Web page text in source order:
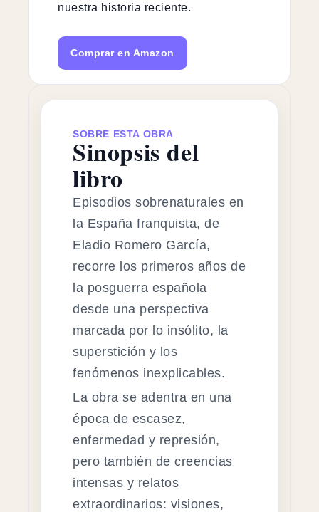
nuestra historia reciente.
Comprar en Amazon
SOBRE ESTA OBRA
Sinopsis del
libro
Episodios sobrenaturales en
la España franquista, de
Eladio Romero García,
recorre los primeros años de
la posguerra española
desde una perspectiva
marcada por lo insólito, la
superstición y los
fenómenos inexplicables.
La obra se adentra en una
época de escasez,
enfermedad y represión,
pero también de creencias
intensas y relatos
extraordinarios: visiones,